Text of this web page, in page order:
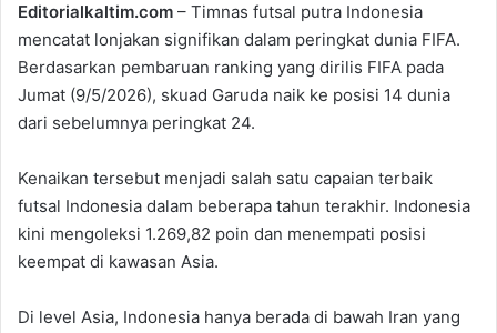
Editorialkaltim.com – Timnas futsal putra Indonesia
mencatat lonjakan signifikan dalam peringkat dunia FIFA.
Berdasarkan pembaruan ranking yang dirilis FIFA pada
Jumat (9/5/2026), skuad Garuda naik ke posisi 14 dunia
dari sebelumnya peringkat 24.
Kenaikan tersebut menjadi salah satu capaian terbaik
futsal Indonesia dalam beberapa tahun terakhir. Indonesia
kini mengoleksi 1.269,82 poin dan menempati posisi
keempat di kawasan Asia.
Di level Asia, Indonesia hanya berada di bawah Iran yang